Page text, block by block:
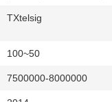
TXtelsig
50~100
7500000-8000000